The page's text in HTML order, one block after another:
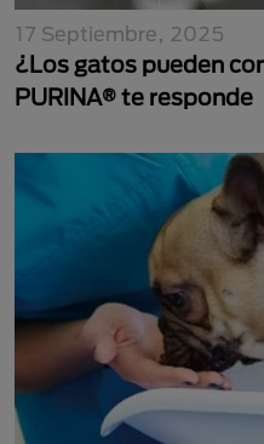
17 Septiembre, 2025
¿Los gatos pueden
PURINA® te responde